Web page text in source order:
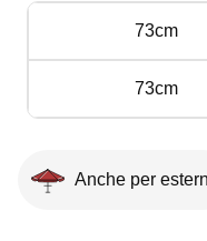
73cm
73cm
Anche per